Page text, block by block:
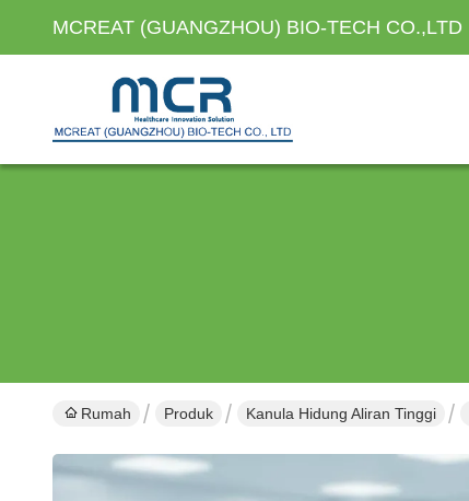
MCREAT (GUANGZHOU) BIO-TECH CO.,LTD
Rumah Produk Kanula Hidung Aliran Tinggi